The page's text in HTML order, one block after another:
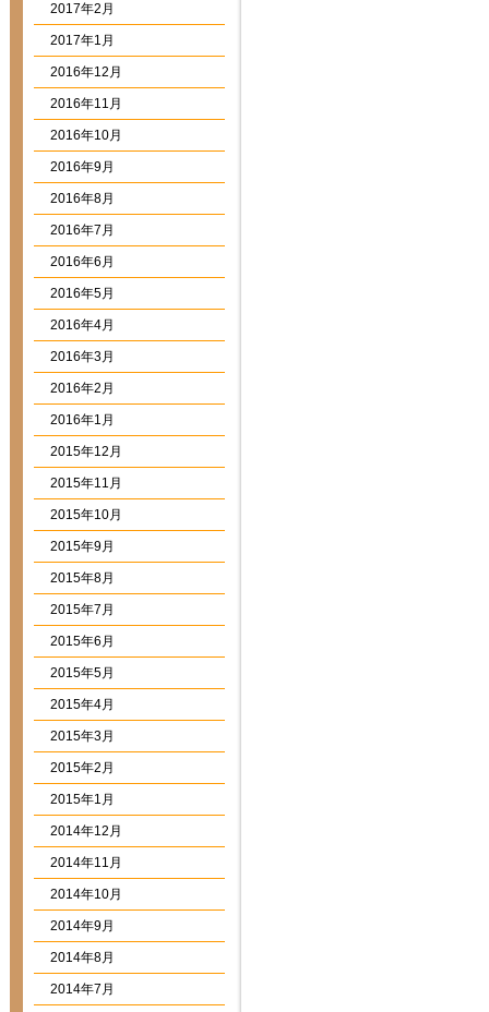
2017年2月
2017年1月
2016年12月
2016年11月
2016年10月
2016年9月
2016年8月
2016年7月
2016年6月
2016年5月
2016年4月
2016年3月
2016年2月
2016年1月
2015年12月
2015年11月
2015年10月
2015年9月
2015年8月
2015年7月
2015年6月
2015年5月
2015年4月
2015年3月
2015年2月
2015年1月
2014年12月
2014年11月
2014年10月
2014年9月
2014年8月
2014年7月